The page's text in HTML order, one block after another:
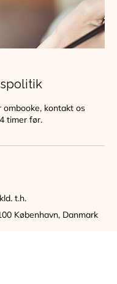
ombooke, kontakt os
timer før.
t.h.
København, Danmark